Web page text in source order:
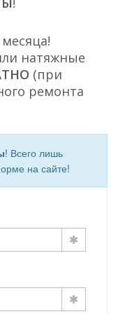
натяжные
(при
ремонта
! Всего лишь
на сайте!